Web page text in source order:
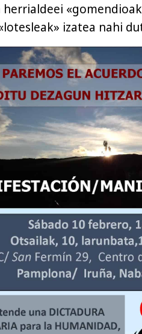
izatea nahi